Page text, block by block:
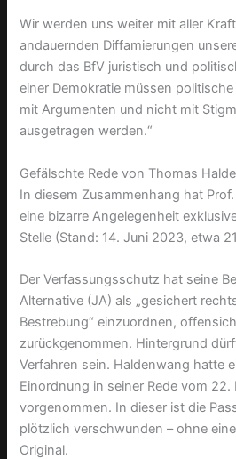
Wir werden uns weiter mit aller
andauernden Diffamierungen
durch das BfV juristisch und
einer Demokratie müssen
mit Argumenten und nicht mit
ausgetragen werden.“
Gefälschte Rede von Thomas
In diesem Zusammenhang hat
eine bizarre Angelegenheit
Stelle (Stand: 14. Juni 2023, etwa
Der Verfassungsschutz hat seine
Alternative (JA) als „gesichert
Bestrebung“ einzuordnen,
zurückgenommen. Hintergrund
Verfahren sein. Haldenwang hatte
Einordnung in seiner Rede vom 22.
vorgenommen. In dieser ist die
plötzlich verschwunden – ohne
Original.